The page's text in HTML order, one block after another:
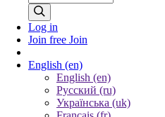
Log in
Join free Join
English (en)
English (en)
Русский (ru)
Українська (uk)